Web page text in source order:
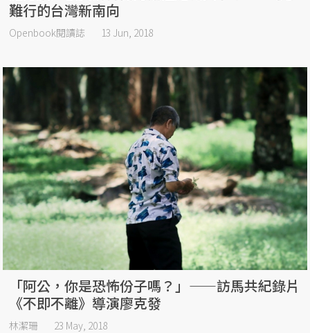
難行的台灣新南向
Openbook閱讀誌 13 Jun, 2018
「阿公，你是恐怖份子嗎？」——訪馬共紀錄片
《不即不離》導演廖克發
林潔珊 23 May, 2018